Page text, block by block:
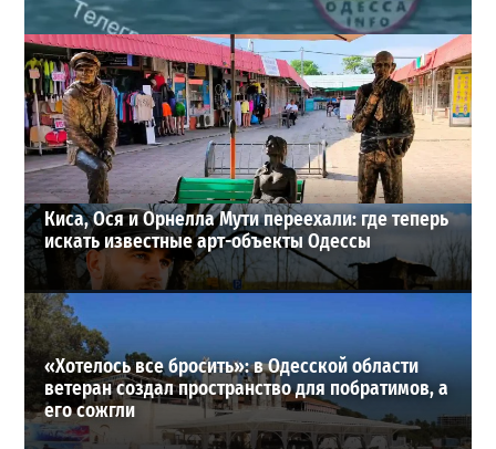
Под Одессой уносит в море ребенка на матрасе и
мужчину: идет спасательная операция
2
28-07-2026 в 17:51
ВИБОР РЕДАКЦИИ
Киса, Ося и Орнелла Мути переехали: где теперь
искать известные арт-объекты Одессы
«Хотелось все бросить»: в Одесской области
ветеран создал пространство для побратимов, а
его сожгли